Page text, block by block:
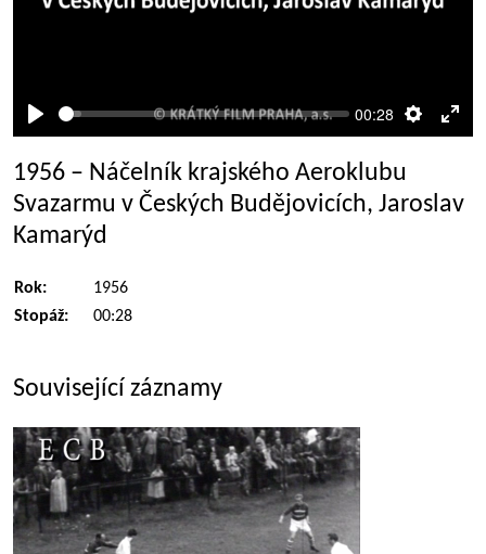
Přehrát
00:28
1956 – Náčelník krajského Aeroklubu
Svazarmu v Českých Budějovicích, Jaroslav
Kamarýd
Rok:
1956
Stopáž:
00:28
Související záznamy